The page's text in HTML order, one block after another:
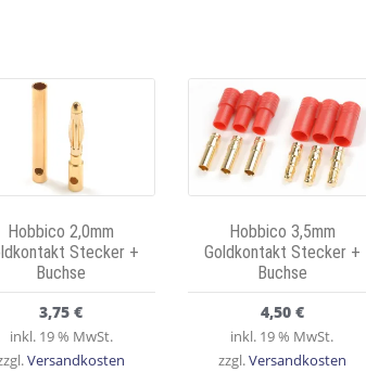
Hobbico 2,0mm
Stecker +
Buchse
3,75€
inkl. 19 % MwSt.
Versandkosten
Hobbico 3,5mm
Goldkontakt Stecker +
Buchse
4,50 €
inkl. 19 % MwSt.
zzgl.Versandkosten